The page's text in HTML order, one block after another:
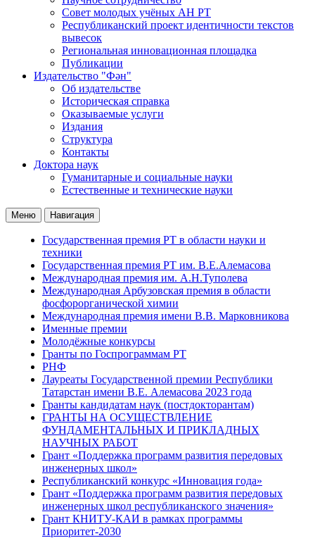
Совет молодых учёных АН РТ
Республиканский проект идентичности текстов
вывесок
Региональная инновационная площадка
Публикации
Издательство "Фән"
Об издательстве
Историческая справка
Оказываемые услуги
Издания
Структура
Контакты
Доктора наук
Гуманитарные и социальные науки
Естественные и технические науки
Меню Навигация
Государственная премия РТ в области науки и
техники
Государственная премия РТ им. В.Е.Алемасова
Международная премия им. А.Н.Туполева
Международная Арбузовская премия в области
фосфорорганической химии
Международная премия имени В.В. Марковникова
Именные премии
Молодёжные конкурсы
Гранты по Госпрограммам РТ
РНФ
Лауреаты Государственной премии Республики
Татарстан имени В.Е. Алемасова 2023 года
Гранты кандидатам наук (постдокторантам)
ГРАНТЫ НА ОСУЩЕСТВЛЕНИЕ
ФУНДАМЕНТАЛЬНЫХ И ПРИКЛАДНЫХ
НАУЧНЫХ РАБОТ
Грант «Поддержка программ развития передовых
инженерных школ»
Республиканский конкурс «Инновация года»
Грант «Поддержка программ развития передовых
инженерных школ республиканского значения»
Грант КНИТУ-КАИ в рамках программы
Приоритет-2030